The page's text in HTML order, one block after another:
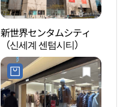
新世界センタムシティ
（신세계 센텀시티）